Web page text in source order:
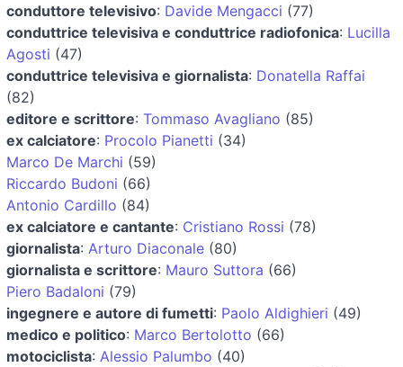
conduttore televisivo: Davide Mengacci (77)
conduttrice televisiva e conduttrice radiofonica: Lucilla
Agosti (47)
conduttrice televisiva e giornalista: Donatella Raffai
(82)
editore e scrittore: Tommaso Avagliano (85)
ex calciatore: Procolo Pianetti (34)
Marco De Marchi (59)
Riccardo Budoni (66)
Antonio Cardillo (84)
ex calciatore e cantante: Cristiano Rossi (78)
giornalista: Arturo Diaconale (80)
giornalista e scrittore: Mauro Suttora (66)
Piero Badaloni (79)
ingegnere e autore di fumetti: Paolo Aldighieri (49)
medico e politico: Marco Bertolotto (66)
motociclista: Alessio Palumbo (40)